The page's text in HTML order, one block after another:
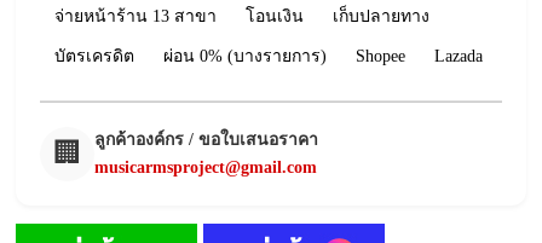
จ่ายหน้าร้าน 13 สาขา โอนเงิน เก็บปลายทาง
บัตรเครดิต ผ่อน 0% (บางรายการ) Shopee Lazada
🏢
ลูกค้าองค์กร / ขอใบเสนอราคา
musicarmsproject@gmail.com